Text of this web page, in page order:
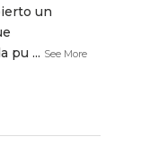
un
pu ... See More